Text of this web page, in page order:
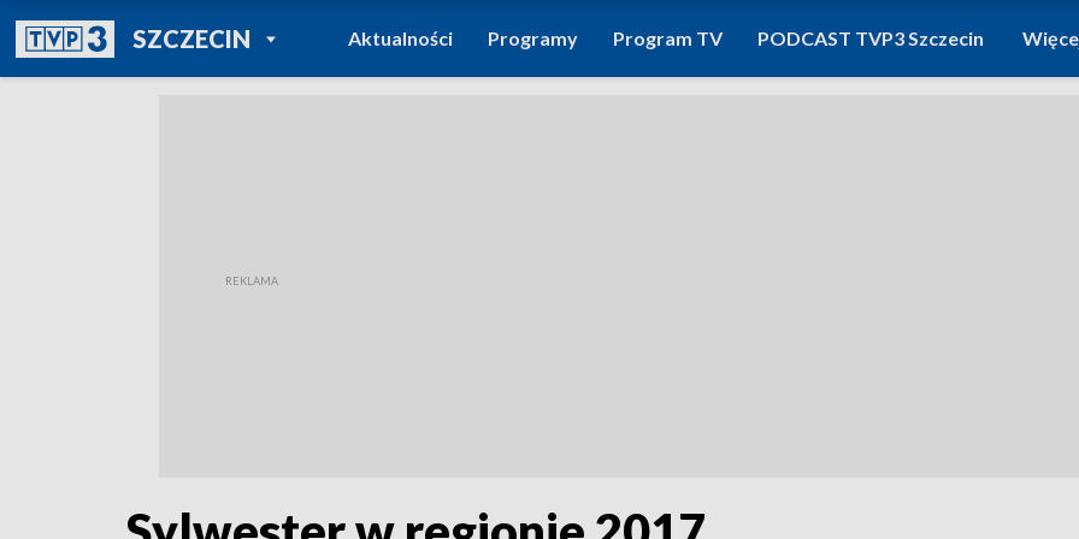
SZCZECINPOWRÓT DO
TVP REGIONY
Aktualności Programy Program TV PODCAST TVP3 Szczecin